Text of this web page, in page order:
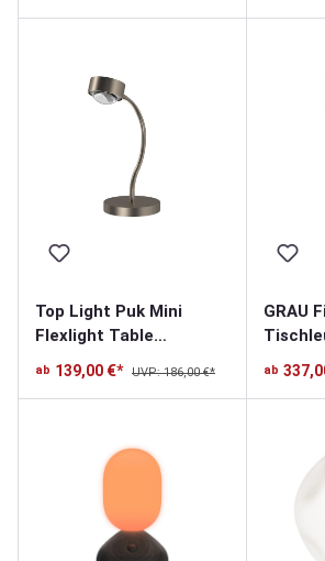
Top Light Puk Mini
Flexlight Table
Tischleuchte
ab 139,00 €* UVP: 186,00 €*
GRAU
hte
ab